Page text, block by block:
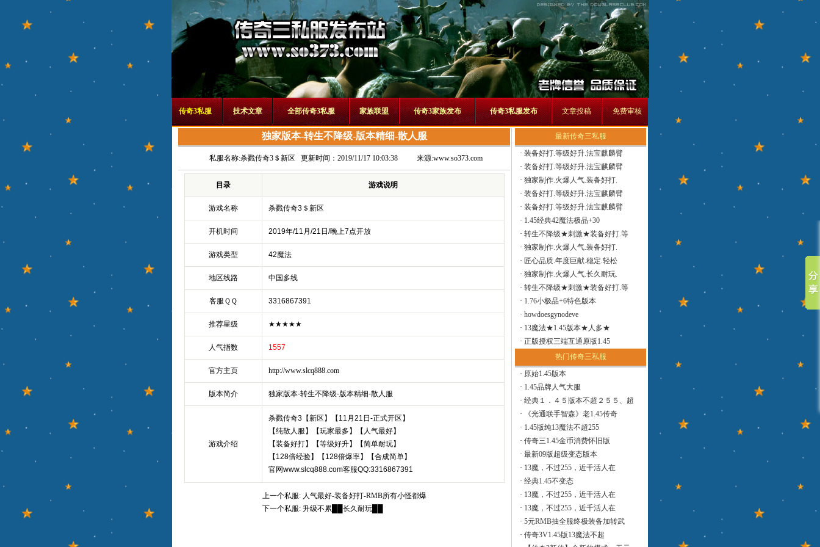
传奇3私服 技术文章 全部传奇3私服 家族联盟 传奇3家族发布 传奇3私服发布 文章投稿 免费审核
独家版本-转生不降级-版本精细-散人服
私服名称:杀戮传奇3＄新区 更新时间：2019/11/17 10:03:38 来源:www.so373.com
目录 游戏说明
游戏名称 杀戮传奇3＄新区
开机时间 2019年/11月/21日/晚上7点开放
游戏类型 42魔法
地区线路 中国多线
客服ＱＱ 3316867391
推荐星级 ★★★★★
人气指数 1557
官方主页 http://www.slcq888.com
版本简介 独家版本-转生不降级-版本精细-散人服
游戏介绍
杀戮传奇3【新区】【11月21日-正式开区】
【纯散人服】【玩家最多】【人气最好】
【装备好打】【等级好升】【简单耐玩】
【128倍经验】【128倍爆率】【合成简单】
官网www.slcq888.com客服QQ:3316867391
上一个私服: 人气最好-装备好打-RMB所有小怪都爆
下一个私服: 升级不累██长久耐玩██
最新传奇三私服
· 装备好打.等级好升.法宝麒麟臂
· 装备好打.等级好升.法宝麒麟臂
· 独家制作.火爆人气.装备好打.
· 装备好打.等级好升.法宝麒麟臂
· 装备好打.等级好升.法宝麒麟臂
· 1.45经典42魔法极品+30
· 转生不降级★刺激★装备好打.等
· 独家制作.火爆人气.装备好打.
· 匠心品质.年度巨献.稳定.轻松
· 独家制作.火爆人气.长久耐玩.
· 转生不降级★刺激★装备好打.等
· 1.76小极品+6特色版本
· howdoesgynodeve
· 13魔法★1.45版本★人多★
· 正版授权三端互通原版1.45
热门传奇三私服
· 原始1.45版本
· 1.45品牌人气大服
· 经典１．４５版本不超２５５、超
·
《光通联手智森》老1.45传奇
· 1.45版纯13魔法不超255
· 传奇三1.45金币消费怀旧版
· 最新09版超级变态版本
· 13魔，不过255，近千活人在
· 经典1.45不变态
· 13魔，不过255，近千活人在
· 13魔，不过255，近千活人在
· 5元RMB抽全服终极装备加转武
· 传奇3V1.45版13魔法不超